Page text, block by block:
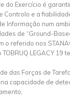
do Exercício é
Controlo e a
Informação num
de “Ground-
o referido nos
TOBRUQ LEGACY 19
das Forças de
capacidade de